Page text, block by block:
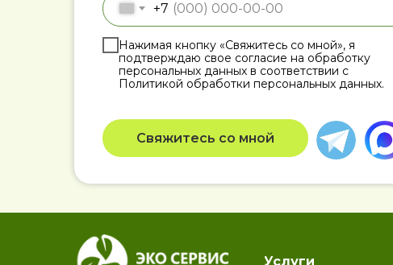
+7
Нажимая кнопку «Свяжитесь со мной», я
подтверждаю свое согласие на обработку
персональных данных в соответствии с
Политикой обработки персональных данных.
Свяжитесь со мной
Услуги